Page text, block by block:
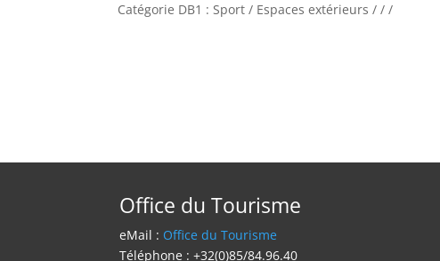
Catégorie DB1 : Sport / Espaces extérieurs / / /
Office du Tourisme
eMail : Office du Tourisme
Téléphone : +32(0)85/84.96.40